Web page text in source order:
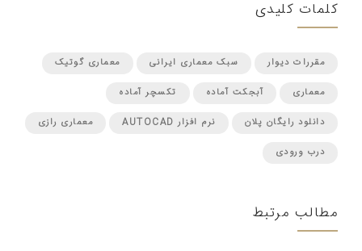
کلمات کلیدی
مقررات دیوار سبک معماری ایرانی معماری گوتیک
معماری آبجکت آماده تکسچر آماده
دانلود رایگان پلان نرم افزار AUTOCAD معماری رازی
درب ورودی
مطالب مرتبط